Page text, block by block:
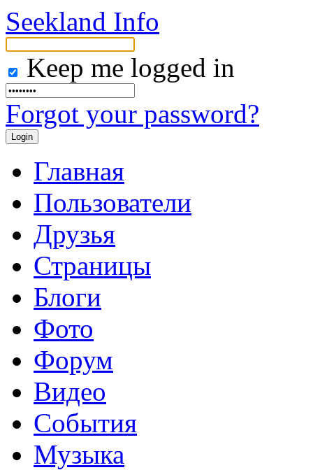
Seekland Info
Keep me logged in
Forgot your password?
Главная
Пользователи
Друзья
Страницы
Блоги
Фото
Форум
Видео
События
Музыка